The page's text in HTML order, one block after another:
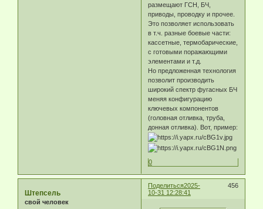
размещают ГСН, БЧ,
приводы, проводку и прочее.
Это позволяет использовать
в т.ч. разные боевые части:
кассетные, термобарические,
с готовыми поражающими
элементами и т.д.
Но предложенная технология
позволит производить
широкий спектр фугасных БЧ
меняя конфигурацию
ключевых компонентов
(головная отливка, труба,
донная отливка). Вот, пример:
0
Поделиться 456
2025-
10-31 12:28:41
Штепсель
свой человек